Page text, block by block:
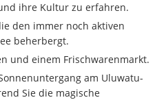
ihre Kultur zu erfahren.
den immer noch aktiven
beherbergt.
und einem Frischwarenmarkt.
am Uluwatu-
Sie die magische